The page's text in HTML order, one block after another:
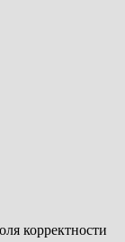
корректности